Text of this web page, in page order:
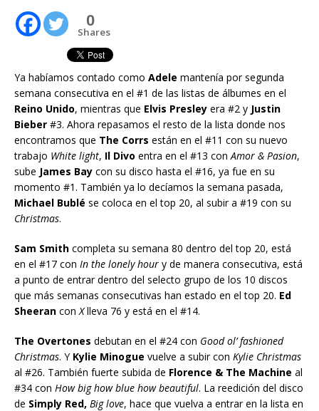
0
Shares
Ya habíamos contado como Adele mantenía por segunda
semana consecutiva en el #1 de las listas de álbumes en el
Reino Unido, mientras que Elvis Presley era #2 y Justin
Bieber #3. Ahora repasamos el resto de la lista donde nos
encontramos que The Corrs están en el #11 con su nuevo
trabajo White light, Il Divo entra en el #13 con Amor & Pasion,
sube James Bay con su disco hasta el #16, ya fue en su
momento #1. También ya lo decíamos la semana pasada,
Michael Bublé se coloca en el top 20, al subir a #19 con su
Christmas.
Sam Smith completa su semana 80 dentro del top 20, está
en el #17 con In the lonely hour y de manera consecutiva, está
a punto de entrar dentro del selecto grupo de los 10 discos
que más semanas consecutivas han estado en el top 20. Ed
Sheeran con Xlleva 76 y está en el #14.
The Overtones debutan en el #24 con Good ol’ fashioned
Christmas. Y Kylie Minogue vuelve a subir con Kylie Christmas
al #26. También fuerte subida de Florence & The Machine al
#34 con How big how blue how beautiful. La reedición del disco
de Simply Red, Big love, hace que vuelva a entrar en la lista en